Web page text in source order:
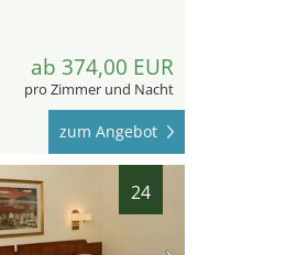
ab 374,00 EUR
pro Zimmer und Nacht
zum Angebot
24